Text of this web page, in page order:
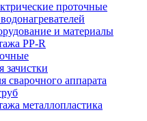
проточные
и материалы
PP-R
зачистки
сварочного аппарата
металлопластика